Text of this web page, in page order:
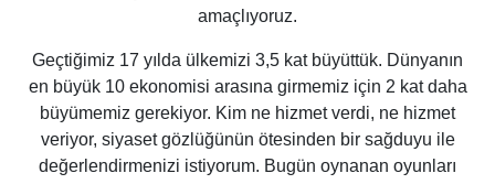
amaçlıyoruz.
Geçtiğimiz 17 yılda ülkemizi 3,5 kat büyüttük. Dünyanın
en büyük 10 ekonomisi arasına girmemiz için 2 kat daha
büyümemiz gerekiyor. Kim ne hizmet verdi, ne hizmet
veriyor, siyaset gözlüğünün ötesinden bir sağduyu ile
değerlendirmenizi istiyorum. Bugün oynanan oyunları